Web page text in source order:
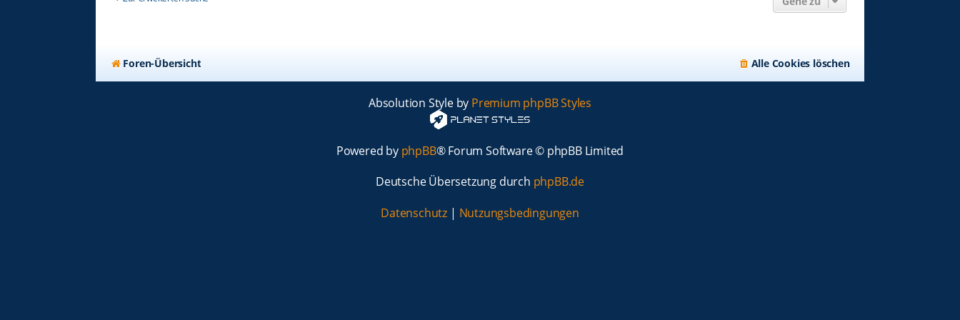
Foren-Übersicht Alle Cookies löschen
Absolution Style by Premium phpBB Styles
Powered by phpBB® Forum Software © phpBB Limited
Deutsche Übersetzung durch phpBB.de
Datenschutz | Nutzungsbedingungen